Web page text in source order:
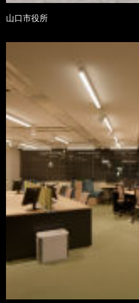
山口市役所